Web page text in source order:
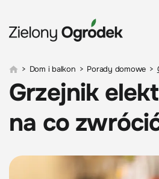
> Dom i balkon > Porady domowe >
Grzejnik
na co